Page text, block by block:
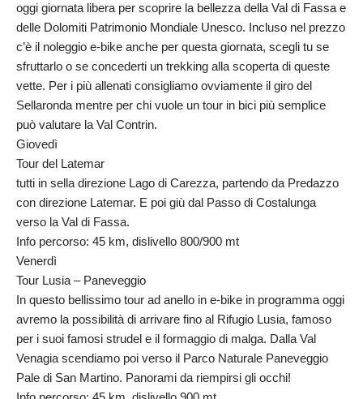
oggi giornata libera per scoprire la bellezza della Val di Fassa e
delle Dolomiti Patrimonio Mondiale Unesco. Incluso nel prezzo
c’è il noleggio e-bike anche per questa giornata, scegli tu se
sfruttarlo o se concederti un trekking alla scoperta di queste
vette. Per i più allenati consigliamo ovviamente il giro del
Sellaronda mentre per chi vuole un tour in bici più semplice
può valutare la Val Contrin.
Giovedì
Tour del Latemar
tutti in sella direzione Lago di Carezza, partendo da Predazzo
con direzione Latemar. E poi giù dal Passo di Costalunga
verso la Val di Fassa.
Info percorso: 45 km, dislivello 800/900 mt
Venerdì
Tour Lusia – Paneveggio
In questo bellissimo tour ad anello in e-bike in programma oggi
avremo la possibilità di arrivare fino al Rifugio Lusia, famoso
per i suoi famosi strudel e il formaggio di malga. Dalla Val
Venagia scendiamo poi verso il Parco Naturale Paneveggio
Pale di San Martino. Panorami da riempirsi gli occhi!